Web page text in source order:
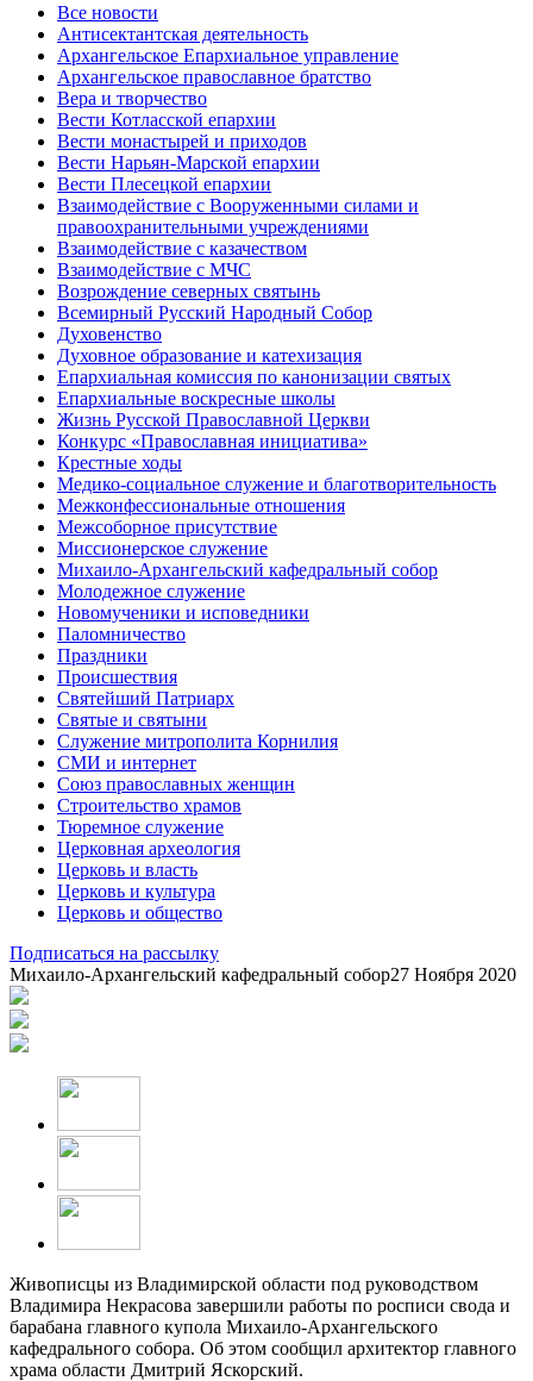
Все новости
Антисектантская деятельность
Архангельское Епархиальное управление
Архангельское православное братство
Вера и творчество
Вести Котласской епархии
Вести монастырей и приходов
Вести Нарьян-Марской епархии
Вести Плесецкой епархии
Взаимодействие с Вооруженными силами и
правоохранительными учреждениями
Взаимодействие с казачеством
Взаимодействие с МЧС
Возрождение северных святынь
Всемирный Русский Народный Собор
Духовенство
Духовное образование и катехизация
Епархиальная комиссия по канонизации святых
Епархиальные воскресные школы
Жизнь Русской Православной Церкви
Конкурс «Православная инициатива»
Крестные ходы
Медико-социальное служение и благотворительность
Межконфессиональные отношения
Межсоборное присутствие
Миссионерское служение
Михаило-Архангельский кафедральный собор
Молодежное служение
Новомученики и исповедники
Паломничество
Праздники
Происшествия
Святейший Патриарх
Святые и святыни
Служение митрополита Корнилия
СМИ и интернет
Союз православных женщин
Строительство храмов
Тюремное служение
Церковная археология
Церковь и власть
Церковь и культура
Церковь и общество
Подписаться на рассылку
Михаило-Архангельский кафедральный собор27 Ноября 2020
Живописцы из Владимирской области под руководством
Владимира Некрасова завершили работы по росписи свода и
барабана главного купола Михаило-Архангельского
кафедрального собора. Об этом сообщил архитектор главного
храма области Дмитрий Яскорский.